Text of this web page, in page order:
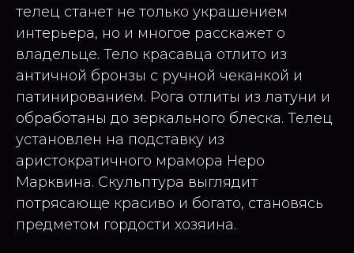
телец станет не только украшением
интерьера, но и многое расскажет о
владельце. Тело красавца отлито из
античной бронзы с ручной чеканкой и
патинированием. Рога отлиты из латуни и
обработаны до зеркального блеска. Телец
установлен на подставку из
аристократичного мрамора Неро
Марквина. Скульптура выглядит
потрясающе красиво и богато, становясь
предметом гордости хозяина.